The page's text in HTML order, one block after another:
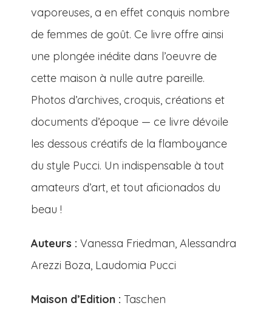
vaporeuses, a en effet conquis nombre
de femmes de goût. Ce livre offre ainsi
une plongée inédite dans l’oeuvre de
cette maison à nulle autre pareille.
Photos d’archives, croquis, créations et
documents d’époque — ce livre dévoile
les dessous créatifs de la flamboyance
du style Pucci. Un indispensable à tout
amateurs d’art, et tout aficionados du
beau !
Auteurs :Vanessa Friedman, Alessandra
Arezzi Boza, Laudomia Pucci
Maison d’Edition :Taschen